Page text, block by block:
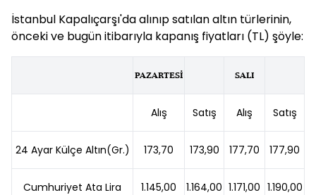
İstanbul Kapalıçarşı'da alınıp satılan altın türlerinin,
önceki ve bugün itibarıyla kapanış fiyatları (TL) şöyle:
PAZARTESİ SALI
Alış Satış Alış Satış
24 Ayar Külçe Altın(Gr.) 173,70 173,90 177,70 177,90
Cumhuriyet Ata Lira 1.145,00 1.164,00 1.171,00 1.190,00